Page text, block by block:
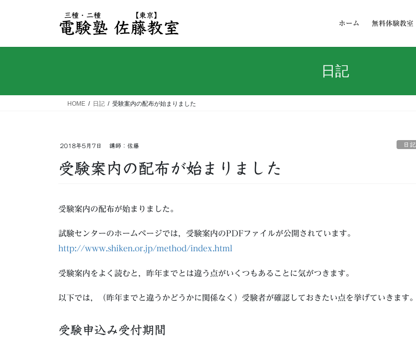
ホーム 無料体験教室
日記
HOME 日記 受験案内の配布が始まりました
2018年5月7日 講師：佐藤 日記
受験案内の配布が始まりました
受験案内の配布が始まりました。
試験センターのホームページでは，受験案内のPDFファイルが公開されています。
http://www.shiken.or.jp/method/index.html
受験案内をよく読むと，昨年までとは違う点がいくつもあることに気がつきます。
以下では，（昨年までと違うかどうかに関係なく）受験者が確認しておきたい点を挙げていきます。
受験申込み受付期間